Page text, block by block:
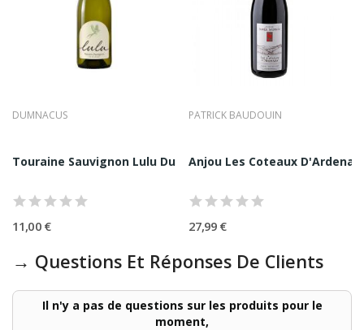
75CL
DUMNACUS
Touraine Sauvignon Lulu Dumnacus 75CL
11,00 €
PATRICK BAUDOUIN
Anjou Les Coteaux
27,99 €
→ Questions Et Réponses De Clients
Il n'y a pas de questions sur les produits pour le
moment,